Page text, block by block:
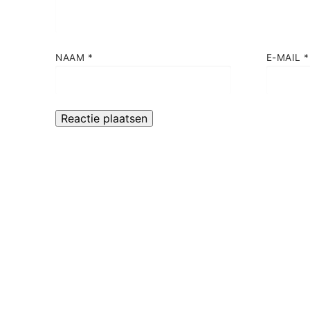
NAAM * E-MAIL *